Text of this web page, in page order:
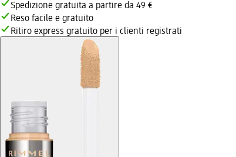
Spedizione gratuita a partire da 49 €
Reso facile e gratuito
Ritiro express gratuito per i clienti registrati